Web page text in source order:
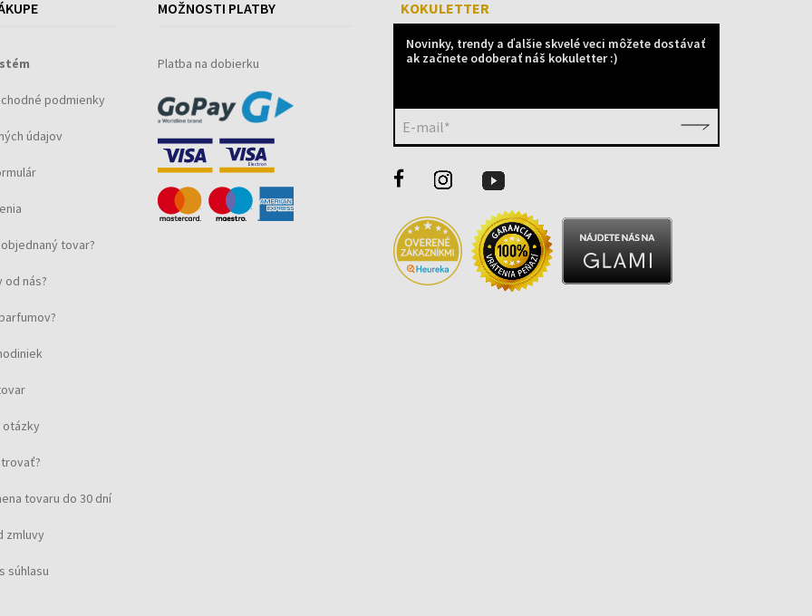
podmienky
údajov
tovar?
od nás?
otázky
tovaru do 30 dní
zmluvy
súhlasu
MOŽNOSTI PLATBY
Platba na dobierku
KOKULETTER
Novinky, trendy a ďalšie skvelé veci môžete dostávať
ak začnete odoberať náš kokuletter :)
E-mail*